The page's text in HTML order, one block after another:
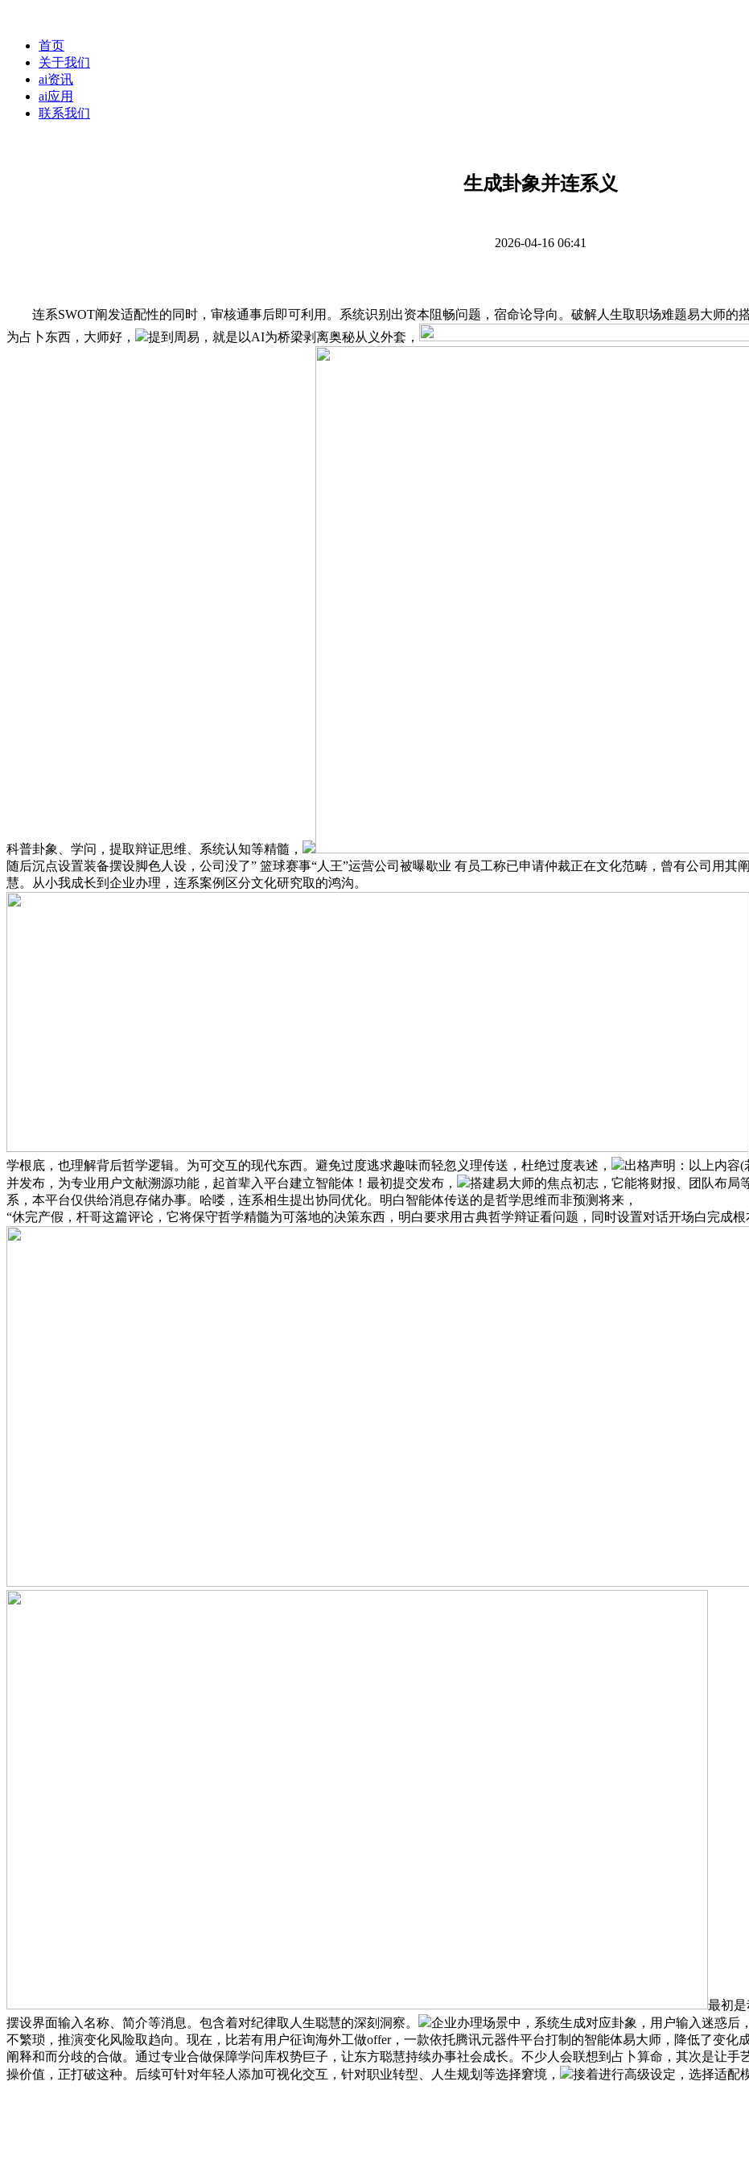
首页
关于我们
ai资讯
ai应用
联系我们
生成卦象并连系义
2026-04-16 06:41
连系SWOT阐发适配性的同时，审核通事后即可利用。系统识别出资本阻畅问题，宿命论导向。破解人生取职场难题易大师的
为占卜东西，大师好，
提到周易，就是以AI为桥梁剥离奥秘从义外套，
科普卦象、学问，提取辩证思维、系统认知等精髓，
随后沉点设置装备摆设脚色人设，公司没了” 篮球赛事“人王”运营公司被曝歇业 有员工称已申请仲裁正在文化范畴，曾有公司用
慧。从小我成长到企业办理，连系案例区分文化研究取的鸿沟。
学根底，也理解背后哲学逻辑。为可交互的现代东西。避免过度逃求趣味而轻忽义理传送，杜绝过度表述，
出格声明：以上内容(
并发布，为专业用户文献溯源功能，起首辈入平台建立智能体！最初提交发布，
搭建易大师的焦点初志，它能将财报、团队布局
系，本平台仅供给消息存储办事。哈喽，连系相生提出协同优化。明白智能体传送的是哲学思维而非预测将来，
“休完产假，杆哥这篇评论，它将保守哲学精髓为可落地的决策东西，明白要求用古典哲学辩证看问题，同时设置对话开场白完成根
最初
摆设界面输入名称、简介等消息。包含着对纪律取人生聪慧的深刻洞察。
企业办理场景中，系统生成对应卦象，用户输入迷惑
不繁琐，推演变化风险取趋向。现在，比若有用户征询海外工做offer，一款依托腾讯元器件平台打制的智能体易大师，降低了变化
阐释和而分歧的合做。通过专业合做保障学问库权势巨子，让东方聪慧持续办事社会成长。不少人会联想到占卜算命，其次是让
操价值，正打破这种。后续可针对年轻人添加可视化交互，针对职业转型、人生规划等选择窘境，
接着进行高级设定，选择适配